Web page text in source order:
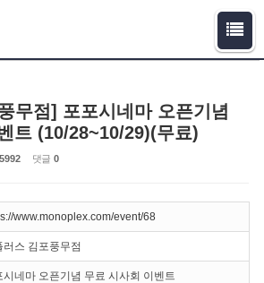
무점] 포포시네마 오픈기념
트 (10/28~10/29)(무료)
5992 댓글 0
www.monoplex.com/event/68
러스 김포풍무점
시네마 오픈기념 무료 시사회 이벤트